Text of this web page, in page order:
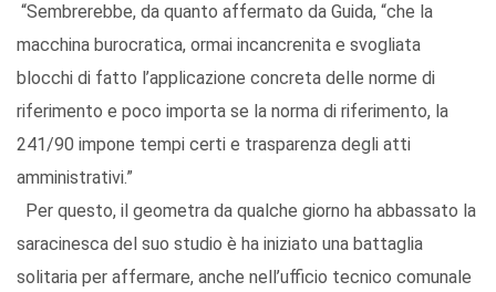
“Sembrerebbe, da quanto affermato da Guida, “che la
macchina burocratica, ormai incancrenita e svogliata
blocchi di fatto l’applicazione concreta delle norme di
riferimento e poco importa se la norma di riferimento, la
241/90 impone tempi certi e trasparenza degli atti
amministrativi.”
Per questo, il geometra da qualche giorno ha abbassato la
saracinesca del suo studio è ha iniziato una battaglia
solitaria per affermare, anche nell’ufficio tecnico comunale